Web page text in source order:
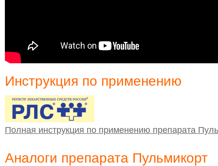
Инструкция по применению
Полная инструкция по применению препарата
Аналоги препарата Пульмикорт